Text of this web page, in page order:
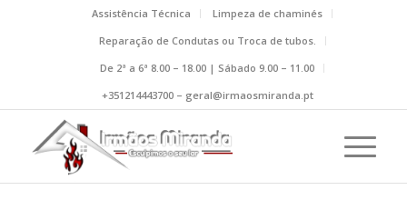
Assistência Técnica
Limpeza de chaminés
Reparação de Condutas ou Troca de tubos.
De 2ª a 6ª 8.00 – 18.00 | Sábado 9.00 – 11.00
+351214443700 – geral@irmaosmiranda.pt